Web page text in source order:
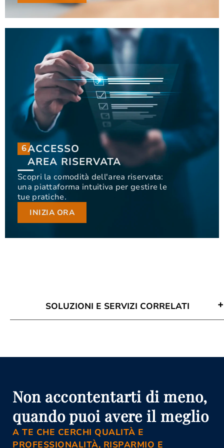
6ACCESSO
AREA RISERVATA
Scopri la comodità dell'area riservata:
una piattaforma intuitiva per gestire le
tue pratiche.
INIZIA ORA
6
ACCESSO
AREA RISERVATA
Scopri la comodità dell'area riservata: una
piattaforma intuitiva per gestire le tue pratiche.
INIZIA ORA
SOLUZIONI E SERVIZI CORRELATI
Mediatori Pedara
Pedara
Mediazione Obbligatoria Pedara
Organismo Di Mediazione Pedara
Non accontentarti di meno,
quando puoi avere il meglio
A TE CHE CERCHI QUALITÀ E
PROFESSIONALITÀ, RISPARMIO E